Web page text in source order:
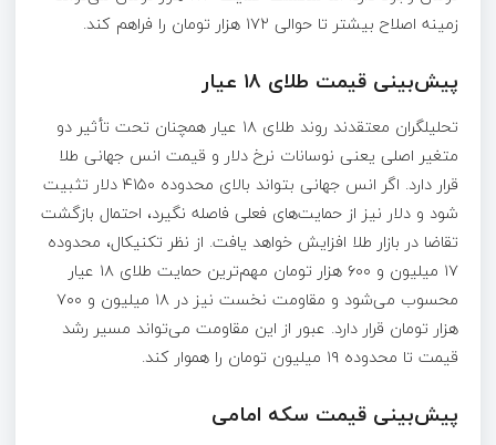
زمینه اصلاح بیشتر تا حوالی ۱۷۲ هزار تومان را فراهم کند.
پیش‌بینی قیمت طلای ۱۸ عیار
تحلیلگران معتقدند روند طلای ۱۸ عیار همچنان تحت تأثیر دو
متغیر اصلی یعنی نوسانات نرخ دلار و قیمت انس جهانی طلا
قرار دارد. اگر انس جهانی بتواند بالای محدوده ۴۱۵۰ دلار تثبیت
شود و دلار نیز از حمایت‌های فعلی فاصله نگیرد، احتمال بازگشت
تقاضا در بازار طلا افزایش خواهد یافت. از نظر تکنیکال، محدوده
۱۷ میلیون و ۶۰۰ هزار تومان مهم‌ترین حمایت طلای ۱۸ عیار
محسوب می‌شود و مقاومت نخست نیز در ۱۸ میلیون و ۷۰۰
هزار تومان قرار دارد. عبور از این مقاومت می‌تواند مسیر رشد
قیمت تا محدوده ۱۹ میلیون تومان را هموار کند.
پیش‌بینی قیمت سکه امامی